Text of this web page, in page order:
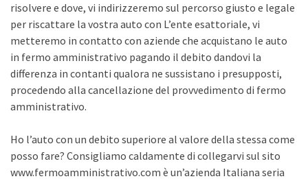
risolvere e dove, vi indirizzeremo sul percorso giusto e legale
per riscattare la vostra auto con L’ente esattoriale, vi
metteremo in contatto con aziende che acquistano le auto
in fermo amministrativo pagando il debito dandovi la
differenza in contanti qualora ne sussistano i presupposti,
procedendo alla cancellazione del provvedimento di fermo
amministrativo.
Ho l’auto con un debito superiore al valore della stessa come
posso fare? Consigliamo caldamente di collegarvi sul sito
www.fermoamministrativo.com è un’azienda Italiana seria